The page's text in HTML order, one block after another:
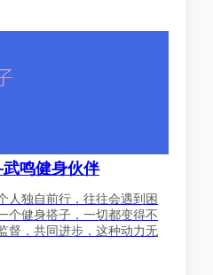
鸣健身伙伴
人独自前行，往往会遇到困
个健身搭子，一切都变得不
督，共同进步，这种动力无